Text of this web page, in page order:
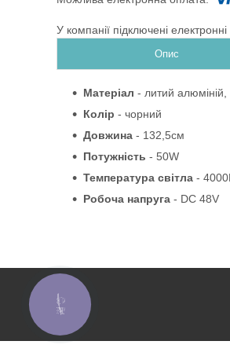
У компанії підключені
Опис
Матеріал - литий алюміній,
Колір - чорний
Довжина - 132,5см
Потужність - 50W
Температура світла -
Робоча напруга - DC 48V
КНОПКА
ЗВ'ЯЗКУ